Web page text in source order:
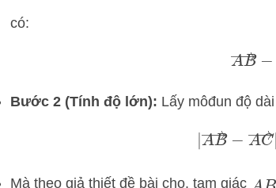
có:
B→ −
Bước 2 (Tính độ lớn): Lấy môđun độ
AB→− AC
Mà theo giả thiết đề bài cho, tam giác